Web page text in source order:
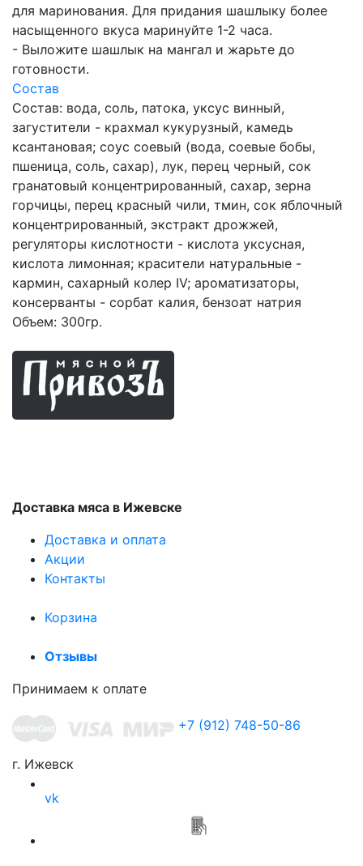
для маринования. Для придания шашлыку более
насыщенного вкуса маринуйте 1-2 часа.
- Выложите шашлык на мангал и жарьте до
готовности.
Состав
Состав: вода, соль, патока, уксус винный,
загустители - крахмал кукурузный, камедь
ксантановая; соус соевый (вода, соевые бобы,
пшеница, соль, сахар), лук, перец черный, сок
гранатовый концентрированный, сахар, зерна
горчицы, перец красный чили, тмин, сок яблочный
концентрированный, экстракт дрожжей,
регуляторы кислотности - кислота уксусная,
кислота лимонная; красители натуральные -
кармин, сахарный колер IV; ароматизаторы,
консерванты - сорбат калия, бензоат натрия
Объем: 300гр.
Доставка мяса в Ижевске
Доставка и оплата
Акции
Контакты
Корзина
Отзывы
Принимаем к оплате
+7 (912) 748-50-86
г. Ижевск
vk